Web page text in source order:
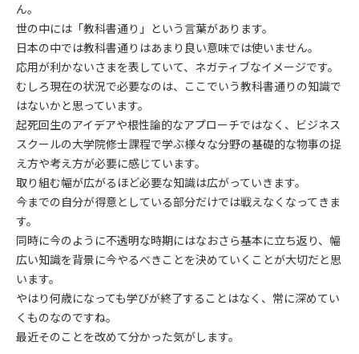
ん。
世の中には「教科書通り」という言葉があります。
日本の中では教科書通りはあまり良い意味では使いません。
応用が利かないさまを表していて、ネガティブなイメージです。
むしろ現在の状況で必要なのは、ここでいう教科書通りの知識で
はないかと思っています。
起死回生のアイデアや根性論的なアプローチではなく、ビジネス
スクールの大学院修士課程で学ぶ様々な分野の基礎的な物事の捉
え方や考え方が必要に感じています。
取り組む幅が広がるほど必要な知識は広がっていきます。
今までの自分が得意としている部分だけでは戦えなくなってきま
す。
同時に今のように不透明な時期にはなおさら基本に立ち返り、幅
広い知識を背景に今やるべきことを決めていくことが大切だと思
います。
やはり何歳になっても学びが終了することはなく、常に深めてい
くものなのですね。
最近そのことを改めて分かった気がします。